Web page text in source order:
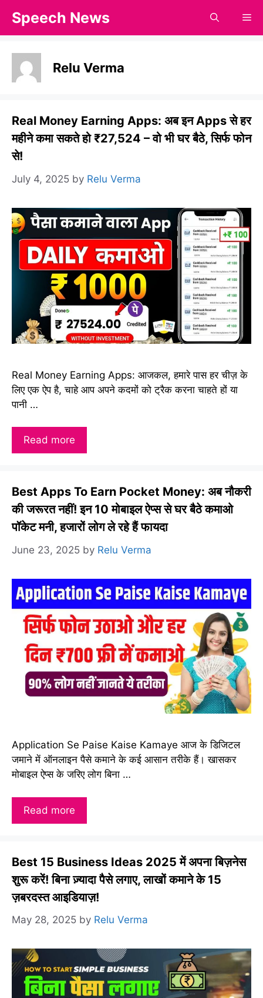
content
Speech News
Relu Verma
Real Money Earning Apps: अब इन Apps से हर
महीने कमा सकते हो ₹27,524 – वो भी घर बैठे, सिर्फ फोन
से!
July 4, 2025 by Relu Verma
Real Money Earning Apps: आजकल, हमारे पास हर चीज़ के
लिए एक ऐप है, चाहे आप अपने कदमों को ट्रैक करना चाहते हों या
पानी …
Read more
Best Apps To Earn Pocket Money: अब नौकरी
की जरूरत नहीं! इन 10 मोबाइल ऐप्स से घर बैठे कमाओ
पॉकेट मनी, हजारों लोग ले रहे हैं फायदा
June 23, 2025 by Relu Verma
Application Se Paise Kaise Kamaye आज के डिजिटल
जमाने में ऑनलाइन पैसे कमाने के कई आसान तरीके हैं। खासकर
मोबाइल ऐप्स के जरिए लोग बिना …
Read more
Best 15 Business Ideas 2025 में अपना बिज़नेस
शुरू करें! बिना ज़्यादा पैसे लगाए, लाखों कमाने के 15
ज़बरदस्त आइडियाज़!
May 28, 2025 by Relu Verma